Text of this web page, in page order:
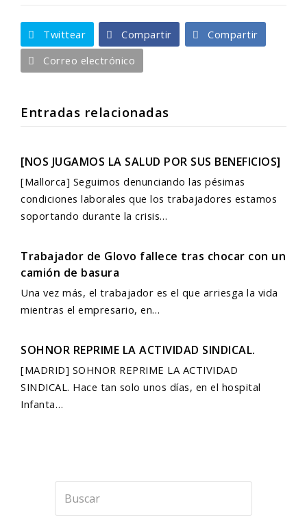
Twittear Compartir
Compartir
Correo electrónico
Entradas relacionadas
[NOS JUGAMOS LA SALUD POR SUS BENEFICIOS]
[Mallorca] Seguimos denunciando las pésimas
condiciones laborales que los trabajadores estamos
soportando durante la crisis…
Trabajador de Glovo fallece tras chocar con un
camión de basura
Una vez más, el trabajador es el que arriesga la vida
mientras el empresario, en…
SOHNOR REPRIME LA ACTIVIDAD SINDICAL.
[MADRID] SOHNOR REPRIME LA ACTIVIDAD
SINDICAL. Hace tan solo unos días, en el hospital
Infanta…